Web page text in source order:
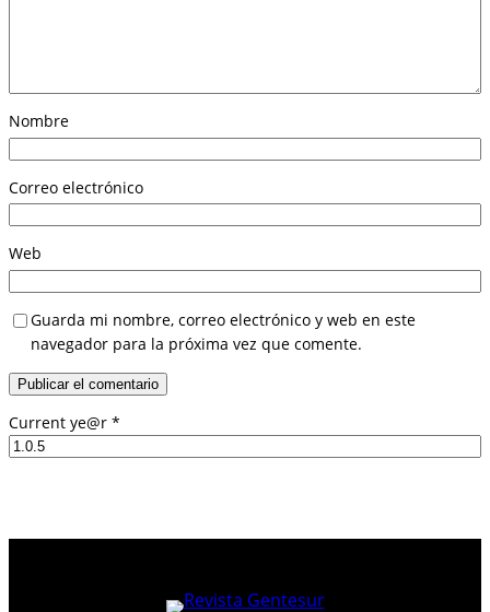
Nombre
Correo electrónico
Web
Guarda mi nombre, correo electrónico y web en este
navegador para la próxima vez que comente.
Current ye@r *